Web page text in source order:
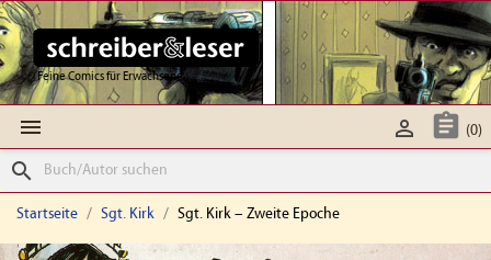
Feine Comics für Erwachsene
  (0)

search
Startseite Sgt. Kirk Sgt. Kirk – Zweite Epoche